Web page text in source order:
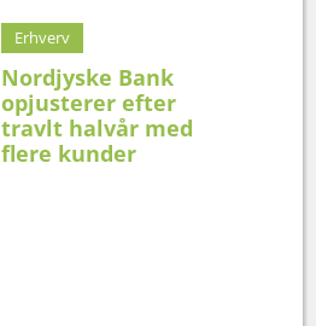
Erhverv
Nordjyske Bank
opjusterer efter
travlt halvår med
flere kunder